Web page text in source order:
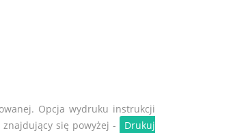
Opcja wydruku instrukcji
się powyżej -
Drukuj